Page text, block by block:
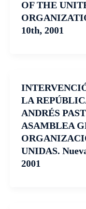
OF THE
10th, 2001
LA
ANDRÉS
ASAMBLEA
UNIDAS.
2001